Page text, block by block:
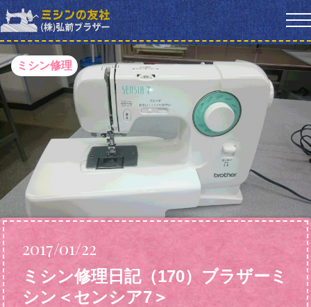
ミシン修理
2017/01/22
ミシン修理日記（170）ブラザーミ
シン＜センシア7＞